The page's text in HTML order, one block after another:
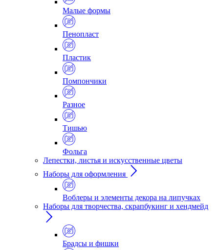
Малые формы
Пенопласт
Пластик
Помпончики
Разное
Тишью
Фольга
Лепестки, листья и искусственные цветы
Наборы для оформления
Воблеры и элементы декора на липучках
Наборы для творчества, скрапбукинг и хендмейд
Брадсы и фишки